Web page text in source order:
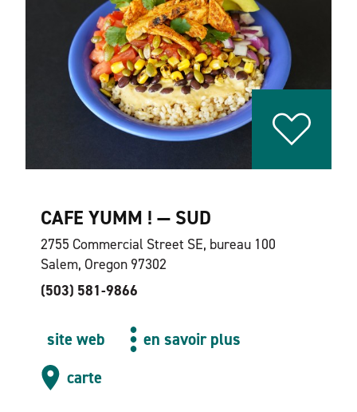
CAFE YUMM ! — SUD
2755 Commercial Street SE, bureau 100
Salem, Oregon 97302
(503) 581-9866
site web
en savoir plus
carte